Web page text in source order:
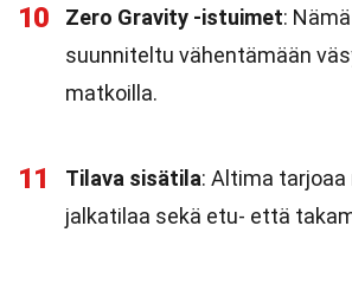
10 Zero Gravity -istuimet:
suunniteltu vähentämään
matkoilla.
11 Tilava sisätila: Altima
jalkatilaa sekä etu- että